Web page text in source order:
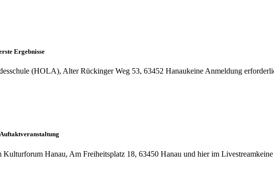
Ergebnisse
(HOLA), Alter Rückinger Weg 53, 63452 Hanaukeine Anmeldung
Kulturforum Hanau, Am Freiheitsplatz 18, 63450 Hanau und hier im Livestream